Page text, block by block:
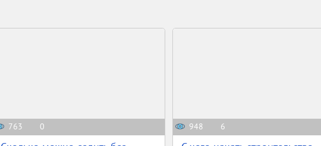
763 0 948 6